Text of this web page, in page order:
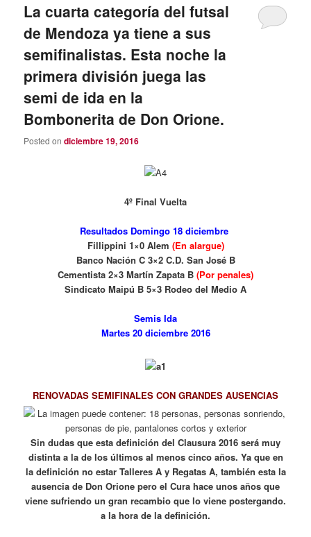
La cuarta categoría del futsal
de Mendoza ya tiene a sus
semifinalistas. Esta noche la
primera división juega las
semi de ida en la
Bombonerita de Don Orione.
Posted ondiciembre 19, 2016
4º Final Vuelta
Resultados Domingo 18 diciembre
Fillippini 1×0 Alem (En alargue)
Banco Nación C 3×2 C.D. San José B
Cementista 2×3 Martín Zapata B (Por penales)
Sindicato Maipú B 5×3 Rodeo del Medio A
Semis Ida
Martes 20 diciembre 2016
RENOVADAS SEMIFINALES CON GRANDES AUSENCIAS
Sin dudas que esta definición del Clausura 2016 será muy
distinta a la de los últimos al menos cinco años. Ya que en
la definición no estar Talleres A y Regatas A, también esta la
ausencia de Don Orione pero el Cura hace unos años que
viene sufriendo un gran recambio que lo viene postergando.
a la hora de la definición.